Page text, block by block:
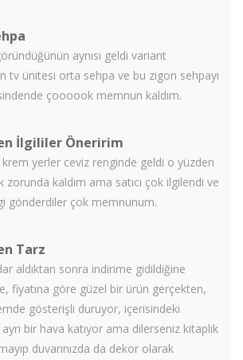
aynısı geldi variant
tv ünitesi orta sehpa ve bu zigon sehpayı
çoooook memnun kaldım.
İlgililer Öneririm
krem yerler ceviz renginde geldi o yüzden
zorunda kaldım ama satıcı çok ilgilendi ve
gönderdiler çok memnunum.
Tarz
aldıktan sonra indirime gidildiğine
fiyatına göre güzel bir ürün gerçekten,
gösterişli duruyor, içerisindeki
bir hava katıyor ama dilerseniz kitaplık
duvarınızda da dekor olarak